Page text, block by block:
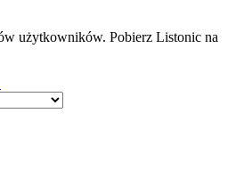
użytkowników. Pobierz Listonic na